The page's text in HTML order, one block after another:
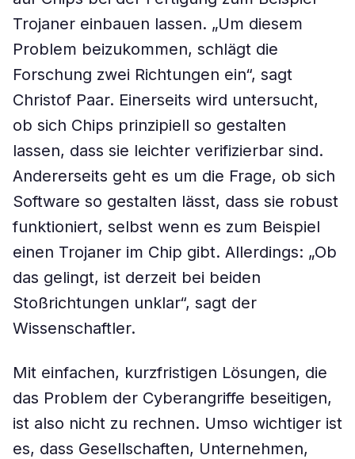
Trojaner einbauen lassen. „Um diesem
Problem beizukommen, schlägt die
Forschung zwei Richtungen ein“, sagt
Christof Paar. Einerseits wird untersucht,
ob sich Chips prinzipiell so gestalten
lassen, dass sie leichter verifizierbar sind.
Andererseits geht es um die Frage, ob sich
Software so gestalten lässt, dass sie robust
funktioniert, selbst wenn es zum Beispiel
einen Trojaner im Chip gibt. Allerdings: „Ob
das gelingt, ist derzeit bei beiden
Stoßrichtungen unklar“, sagt der
Wissenschaftler.
Mit einfachen, kurzfristigen Lösungen, die
das Problem der Cyberangriffe beseitigen,
ist also nicht zu rechnen. Umso wichtiger ist
es, dass Gesellschaften, Unternehmen,